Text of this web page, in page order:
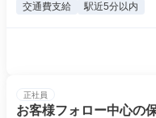
交通費支給 駅近5分以内
正社員
お客様フォロー中心の